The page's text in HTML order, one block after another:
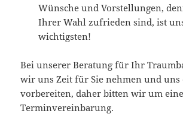
Wünsche und Vorstellungen,
Ihrer Wahl zufrieden sind, ist
wichtigsten!
Bei unserer Beratung für Ihr
wir uns Zeit für Sie nehmen und uns
vorbereiten, daher bitten wir um eine
Terminvereinbarung.